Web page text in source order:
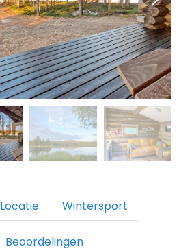
Locatie Wintersport
Beoordelingen